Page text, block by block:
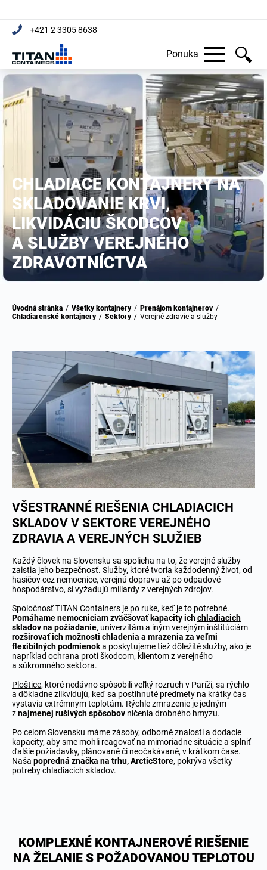
+421 2 3305 8638
Ponuka
CHLADIACE KONTAJNERY NA
SKLADOVANIE KRVI,
LIKVIDÁCIU ŠKODCOV
A SLUŽBY VEREJNÉHO
ZDRAVOTNÍCTVA
Úvodná stránka / Všetky kontajnery / Prenájom kontajnerov /
Chladiarenské kontajnery / Sektory / Verejné zdravie a služby
VŠESTRANNÉ RIEŠENIA CHLADIACICH
SKLADOV V SEKTORE VEREJNÉHO
ZDRAVIA A VEREJNÝCH SLUŽIEB
Každý človek na Slovensku sa spolieha na to, že verejné služby
zaistia jeho bezpečnosť. Služby, ktoré tvoria každodenný život, od
hasičov cez nemocnice, verejnú dopravu až po odpadové
hospodárstvo, si vyžadujú miliardy z verejných zdrojov.
Spoločnosť TITAN Containers je po ruke, keď je to potrebné.
Pomáhame nemocniciam zväčšovať kapacity ichchladiacich
skladovna požiadanie, univerzitám a iným verejným inštitúciám
rozširovať ich možnosti chladenia a mrazenia za veľmi
flexibilných podmienoka poskytujeme tiež dôležité služby, ako je
napríklad ochrana proti škodcom, klientom z verejného
a súkromného sektora.
Ploštice, ktoré nedávno spôsobili veľký rozruch v Paríži, sa rýchlo
a dôkladne zlikvidujú, keď sa postihnuté predmety na krátky čas
vystavia extrémnym teplotám. Rýchle zmrazenie je jedným
znajmenej rušivých spôsobov ničenia drobného hmyzu.
Po celom Slovensku máme zásoby, odborné znalosti a dodacie
kapacity, aby sme mohli reagovať na mimoriadne situácie a splniť
ďalšie požiadavky, plánované či neočakávané, v krátkom čase.
Naša popredná značka na trhu, ArcticStore, pokrýva všetky
potreby chladiacich skladov.
KOMPLEXNÉ KONTAJNEROVÉ RIEŠENIE
NA ŽELANIE S POŽADOVANOU TEPLOTOU